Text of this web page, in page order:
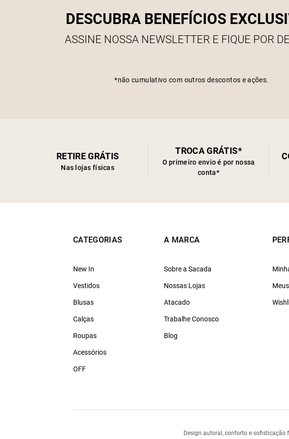
DESCUBRA BENEFÍCIOS
ASSINE NOSSA NEWSLETTER E FIQUE POR
*não cumulativo com outros descontos e ações.
RETIRE GRÁTIS
Nas lojas físicas
TROCA GRÁTIS*
O primeiro envio é por nossa
conta*
CATEGORIAS
New In
Vestidos
Blusas
Calças
Roupas
Acessórios
OFF
A MARCA
Sobre a Sacada
Nossas Lojas
Atacado
Trabalhe Conosco
Blog
Design autoral, conforto e sofisticação